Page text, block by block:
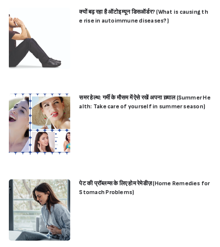
क्यों बढ़ रहा है ऑटोइम्यून डिसऑर्डर? (What is causing th
e rise in autoimmune diseases?)
समर हेल्थ: गर्मी के मौसम में ऐसे रखें अपना ख़्याल (Summer He
alth: Take care of yourself in summer season)
पेट की प्रॉब्लम्स के लिए होम रेमेडीज़ (Home Remedies for
Stomach Problems)